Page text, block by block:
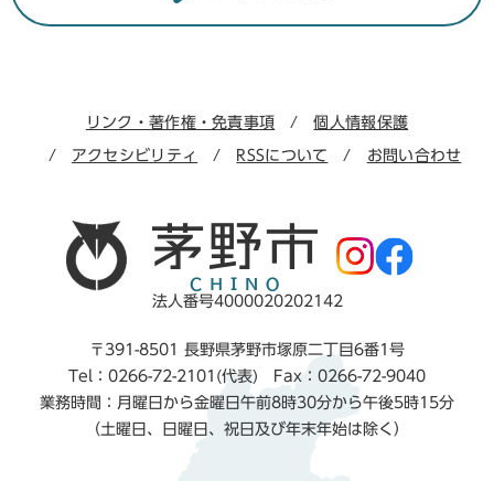
リンク・著作権・免責事項 個人情報保護
アクセシビリティ RSSについて お問い合わせ
法人番号4000020202142
〒391-8501 長野県茅野市塚原二丁目6番1号
Tel：0266-72-2101(代表) Fax：0266-72-9040
業務時間：月曜日から金曜日午前8時30分から午後5時15分
（土曜日、日曜日、祝日及び年末年始は除く）